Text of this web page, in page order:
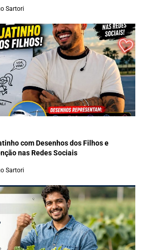
Sartori
com Desenhos dos Filhos e
nas Redes Sociais
Sartori